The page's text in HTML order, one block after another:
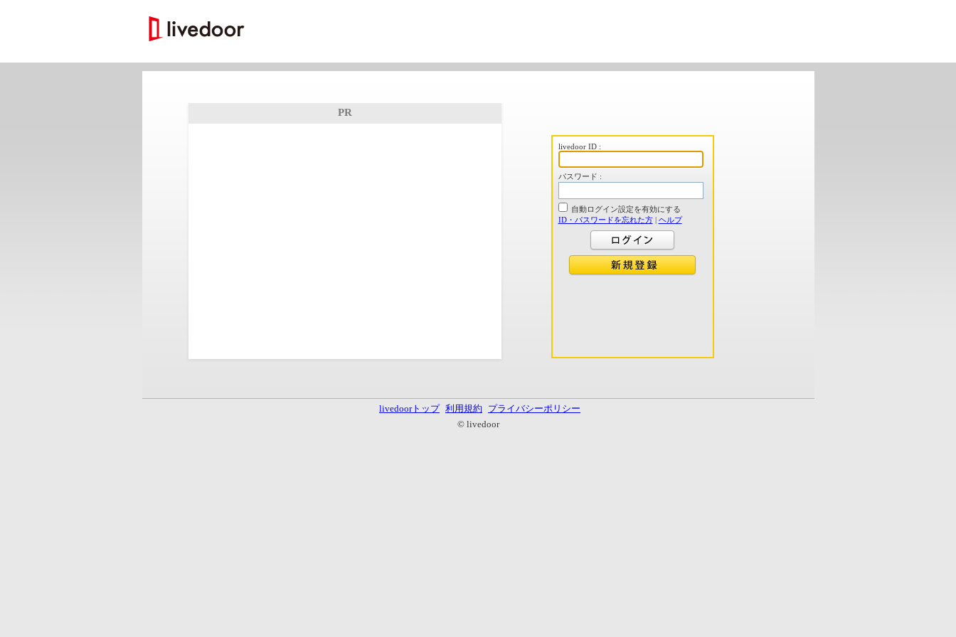
PR
livedoor ID :
パスワード :
自動ログイン設定を有効にする
ID・パスワードを忘れた方| ヘルプ
livedoorトップ 利用規約
プライバシーポリシー
© livedoor